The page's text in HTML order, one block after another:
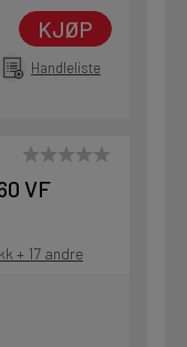
KJØP
Handleliste
VF
+ 17 andre